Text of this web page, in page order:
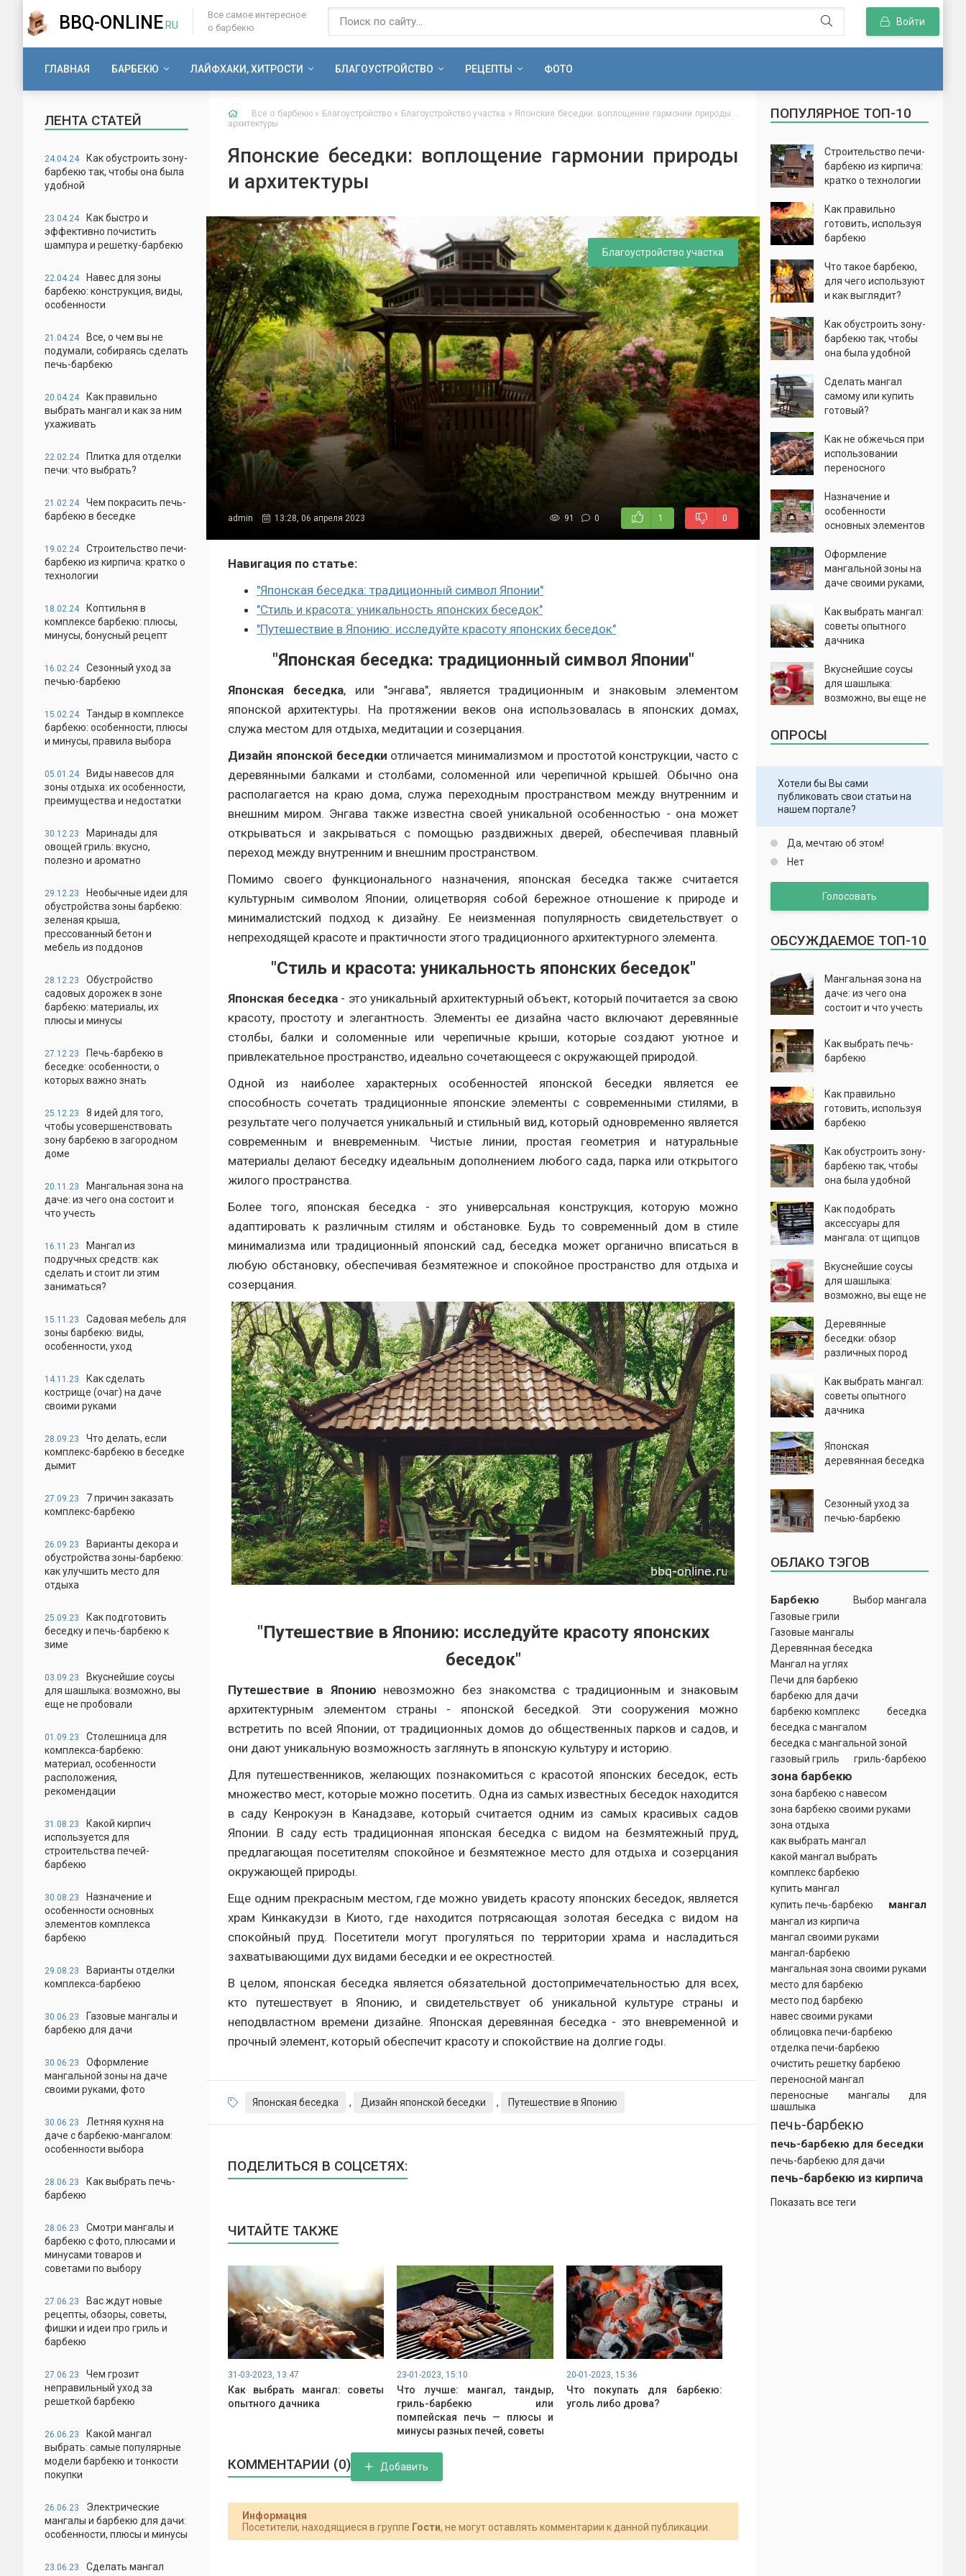
BBQ-ONLINE.RU
Все самое интересное
о барбекю
Войти
ГЛАВНАЯ БАРБЕКЮ ЛАЙФХАКИ, ХИТРОСТИ БЛАГОУСТРОЙСТВО РЕЦЕПТЫ ФОТО
ЛЕНТА СТАТЕЙ
24.04.24
Как обустроить зону-
барбекю так, чтобы она была
удобной
23.04.24
Как быстро и
эффективно почистить
шампура и решетку-барбекю
22.04.24
Навес для зоны
барбекю: конструкция, виды,
особенности
21.04.24
Все, о чем вы не
подумали, собираясь сделать
печь-барбекю
20.04.24
Как правильно
выбрать мангал и как за ним
ухаживать
22.02.24
Плитка для отделки
печи: что выбрать?
21.02.24
Чем покрасить печь-
барбекю в беседке
19.02.24
Строительство печи-
барбекю из кирпича: кратко о
технологии
18.02.24
Коптильня в
комплексе барбекю: плюсы,
минусы, бонусный рецепт
16.02.24
Сезонный уход за
печью-барбекю
15.02.24
Тандыр в комплексе
барбекю: особенности, плюсы
и минусы, правила выбора
05.01.24
Виды навесов для
зоны отдыха: их особенности,
преимущества и недостатки
30.12.23
Маринады для
овощей гриль: вкусно,
полезно и ароматно
29.12.23
Необычные идеи для
обустройства зоны барбекю:
зеленая крыша,
прессованный бетон и
мебель из поддонов
28.12.23
Обустройство
садовых дорожек в зоне
барбекю: материалы, их
плюсы и минусы
27.12.23
Печь-барбекю в
беседке: особенности, о
которых важно знать
25.12.23
8 идей для того,
чтобы усовершенствовать
зону барбекю в загородном
доме
20.11.23
Мангальная зона на
даче: из чего она состоит и
что учесть
16.11.23
Мангал из
подручных средств: как
сделать и стоит ли этим
заниматься?
15.11.23
Садовая мебель для
зоны барбекю: виды,
особенности, уход
14.11.23
Как сделать
кострище (очаг) на даче
своими руками
28.09.23
Что делать, если
комплекс-барбекю в беседке
дымит
27.09.23
7 причин заказать
комплекс-барбекю
26.09.23
Варианты декора и
обустройства зоны-барбекю:
как улучшить место для
отдыха
25.09.23
Как подготовить
беседку и печь-барбекю к
зиме
03.09.23
Вкуснейшие соусы
для шашлыка: возможно, вы
еще не пробовали
01.09.23
Столешница для
комплекса-барбекю:
материал, особенности
расположения,
рекомендации
31.08.23
Какой кирпич
используется для
строительства печей-
барбекю
30.08.23
Назначение и
особенности основных
элементов комплекса
барбекю
29.08.23
Варианты отделки
комплекса-барбекю
30.06.23
Газовые мангалы и
барбекю для дачи
30.06.23
Оформление
мангальной зоны на даче
своими руками, фото
30.06.23
Летняя кухня на
даче с барбекю-мангалом:
особенности выбора
28.06.23
Как выбрать печь-
барбекю
28.06.23
Смотри мангалы и
барбекю с фото, плюсами и
минусами товаров и
советами по выбору
27.06.23
Вас ждут новые
рецепты, обзоры, советы,
фишки и идеи про гриль и
барбекю
27.06.23
Чем грозит
неправильный уход за
решеткой барбекю
26.06.23
Какой мангал
выбрать: самые популярные
модели барбекю и тонкости
покупки
26.06.23
Электрические
мангалы и барбекю для дачи:
особенности, плюсы и минусы
23.06.23
Сделать мангал
Все о барбекю» Благоустройство» Благоустройство участка » Японские беседки: воплощение гармонии природы и
архитектуры
Японские беседки: воплощение гармонии природы
и архитектуры
Благоустройство участка
admin 13:28, 06 апреля 2023 91 0 1 0
Навигация по статье:
"Японская беседка: традиционный символ Японии"
"Стиль и красота: уникальность японских беседок"
"Путешествие в Японию: исследуйте красоту японских беседок"
"Японская беседка: традиционный символ Японии"
Японская беседка, или "энгава", является традиционным и знаковым элементом
японской архитектуры. На протяжении веков она использовалась в японских домах,
служа местом для отдыха, медитации и созерцания.
Дизайн японской беседки отличается минимализмом и простотой конструкции, часто с
деревянными балками и столбами, соломенной или черепичной крышей. Обычно она
располагается на краю дома, служа переходным пространством между внутренним и
внешним миром. Энгава также известна своей уникальной особенностью - она может
открываться и закрываться с помощью раздвижных дверей, обеспечивая плавный
переход между внутренним и внешним пространством.
Помимо своего функционального назначения, японская беседка также считается
культурным символом Японии, олицетворяя собой бережное отношение к природе и
минималистский подход к дизайну. Ее неизменная популярность свидетельствует о
непреходящей красоте и практичности этого традиционного архитектурного элемента.
"Стиль и красота: уникальность японских беседок"
Японская беседка- это уникальный архитектурный объект, который почитается за свою
красоту, простоту и элегантность. Элементы ее дизайна часто включают деревянные
столбы, балки и соломенные или черепичные крыши, которые создают уютное и
привлекательное пространство, идеально сочетающееся с окружающей природой.
Одной из наиболее характерных особенностей японской беседки является ее
способность сочетать традиционные японские элементы с современными стилями, в
результате чего получается уникальный и стильный вид, который одновременно является
современным и вневременным. Чистые линии, простая геометрия и натуральные
материалы делают беседку идеальным дополнением любого сада, парка или открытого
жилого пространства.
Более того, японская беседка - это универсальная конструкция, которую можно
адаптировать к различным стилям и обстановке. Будь то современный дом в стиле
минимализма или традиционный японский сад, беседка может органично вписаться в
любую обстановку, обеспечивая безмятежное и спокойное пространство для отдыха и
созерцания.
"Путешествие в Японию: исследуйте красоту японских
беседок"
Путешествие в Японию невозможно без знакомства с традиционным и знаковым
архитектурным элементом страны - японской беседкой. Эти сооружения можно
встретить по всей Японии, от традиционных домов до общественных парков и садов, и
они дают уникальную возможность заглянуть в японскую культуру и историю.
Для путешественников, желающих познакомиться с красотой японских беседок, есть
множество мест, которые можно посетить. Одна из самых известных беседок находится
в саду Кенрокуэн в Канадзаве, который считается одним из самых красивых садов
Японии. В саду есть традиционная японская беседка с видом на безмятежный пруд,
предлагающая посетителям спокойное и безмятежное место для отдыха и созерцания
окружающей природы.
Еще одним прекрасным местом, где можно увидеть красоту японских беседок, является
храм Кинкакудзи в Киото, где находится потрясающая золотая беседка с видом на
спокойный пруд. Посетители могут прогуляться по территории храма и насладиться
захватывающими дух видами беседки и ее окрестностей.
В целом, японская беседка является обязательной достопримечательностью для всех,
кто путешествует в Японию, и свидетельствует об уникальной культуре страны и
неподвластном времени дизайне. Японская деревянная беседка - это вневременной и
прочный элемент, который обеспечит красоту и спокойствие на долгие годы.
Японская беседка , Дизайн японской беседки , Путешествие в Японию
ПОДЕЛИТЬСЯ В СОЦСЕТЯХ:
ЧИТАЙТЕ ТАКЖЕ
31-03-2023, 13:47
Как выбрать мангал: советы
опытного дачника
23-01-2023, 15:10
Что лучше: мангал, тандыр,
гриль-барбекю или
помпейская печь — плюсы и
минусы разных печей, советы
20-01-2023, 15:36
Что покупать для барбекю:
уголь либо дрова?
КОММЕНТАРИИ (0) Добавить
Информация
Посетители, находящиеся в группе Гости, не могут оставлять комментарии к данной публикации.
ПОПУЛЯРНОЕ ТОП-10
Строительство печи-
барбекю из кирпича:
кратко о технологии
Как правильно
готовить, используя
барбекю
Что такое барбекю,
для чего используют
и как выглядит?
Как обустроить зону-
барбекю так, чтобы
она была удобной
Сделать мангал
самому или купить
готовый?
Как не обжечься при
использовании
переносного
изделия, правила
эксплуатации
Назначение и
особенности
основных элементов
Оформление
мангальной зоны на
даче своими руками,
Как выбрать мангал:
советы опытного
дачника
Вкуснейшие соусы
для шашлыка:
возможно, вы еще не
ОПРОСЫ
Хотели бы Вы сами
публиковать свои статьи на
нашем портале?
Да, мечтаю об этом!
Нет
Голосовать
ОБСУЖДАЕМОЕ ТОП-10
Мангальная зона на
даче: из чего она
состоит и что учесть
Как выбрать печь-
барбекю
Как правильно
готовить, используя
барбекю
Как обустроить зону-
барбекю так, чтобы
она была удобной
Как подобрать
аксессуары для
мангала: от щипцов
Вкуснейшие соусы
для шашлыка:
возможно, вы еще не
Деревянные
беседки: обзор
различных пород
Как выбрать мангал:
советы опытного
дачника
Японская
деревянная беседка
Сезонный уход за
печью-барбекю
ОБЛАКО ТЭГОВ
Барбекю
Выбор мангала
Газовые грили
Газовые мангалы
Деревянная беседка
Мангал на углях
Печи для барбекю
барбекю для дачи
барбекю комплекс
беседка
беседка с мангалом
беседка с мангальной зоной
газовый гриль
гриль-барбекю
зона барбекю
зона барбекю с навесом
зона барбекю своими руками
зона отдыха
как выбрать мангал
какой мангал выбрать
комплекс барбекю
купить мангал
купить печь-барбекю
мангал
мангал из кирпича
мангал своими руками
мангал-барбекю
мангальная зона своими руками
место для барбекю
место под барбекю
навес своими руками
облицовка печи-барбекю
отделка печи-барбекю
очистить решетку барбекю
переносной мангал
переносные мангалы для
шашлыка
печь-барбекю
печь-барбекю для беседки
печь-барбекю для дачи
печь-барбекю из кирпича
Показать все теги